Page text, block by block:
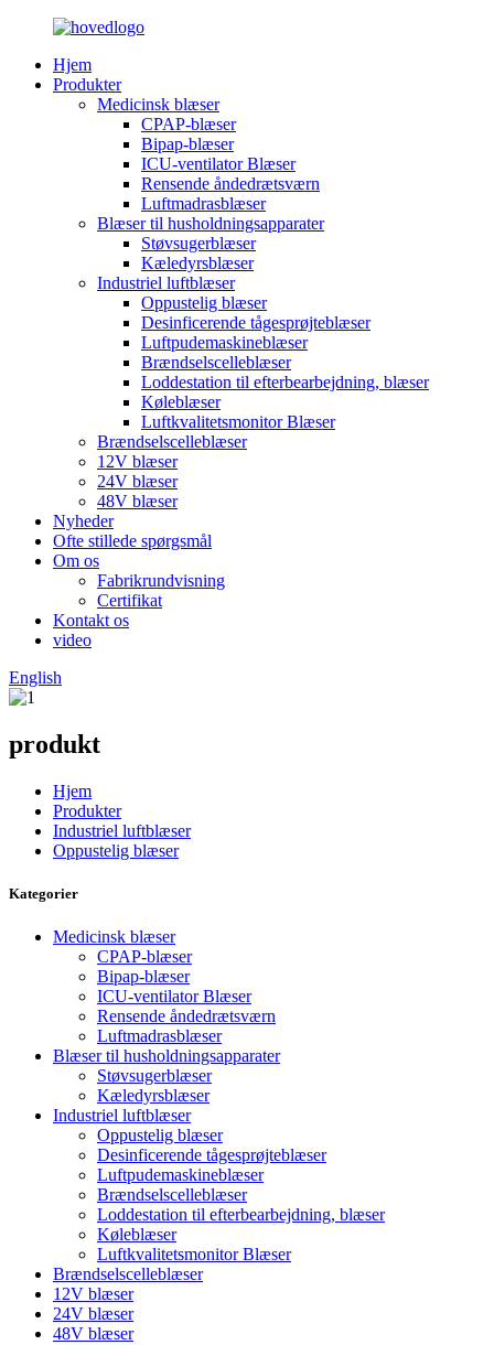
Hjem
Produkter
Medicinsk blæser
CPAP-blæser
Bipap-blæser
ICU-ventilator Blæser
Rensende åndedrætsværn
Luftmadrasblæser
Blæser til husholdningsapparater
Støvsugerblæser
Kæledyrsblæser
Industriel luftblæser
Oppustelig blæser
Desinficerende tågesprøjteblæser
Luftpudemaskineblæser
Brændselscelleblæser
Loddestation til efterbearbejdning, blæser
Køleblæser
Luftkvalitetsmonitor Blæser
Brændselscelleblæser
12V blæser
24V blæser
48V blæser
Nyheder
Ofte stillede spørgsmål
Om os
Fabrikrundvisning
Certifikat
Kontakt os
video
English
produkt
Hjem
Produkter
Industriel luftblæser
Oppustelig blæser
Kategorier
Medicinsk blæser
CPAP-blæser
Bipap-blæser
ICU-ventilator Blæser
Rensende åndedrætsværn
Luftmadrasblæser
Blæser til husholdningsapparater
Støvsugerblæser
Kæledyrsblæser
Industriel luftblæser
Oppustelig blæser
Desinficerende tågesprøjteblæser
Luftpudemaskineblæser
Brændselscelleblæser
Loddestation til efterbearbejdning, blæser
Køleblæser
Luftkvalitetsmonitor Blæser
Brændselscelleblæser
12V blæser
24V blæser
48V blæser